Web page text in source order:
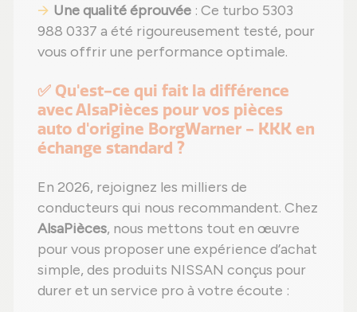
Une qualité éprouvée : Ce turbo 5303
988 0337 a été rigoureusement testé, pour
vous offrir une performance optimale.
✅ Qu'est-ce qui fait la différence
avec AlsaPièces pour vos pièces
auto d'origine BorgWarner - KKK en
échange standard ?
En 2026, rejoignez les milliers de
conducteurs qui nous recommandent. Chez
AlsaPièces, nous mettons tout en œuvre
pour vous proposer une expérience d’achat
simple, des produits NISSAN conçus pour
durer et un service pro à votre écoute :